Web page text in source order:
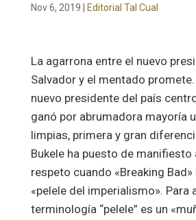
Nov 6, 2019 Editorial Tal Cual
La agarrona entre el nuevo
Salvador y el mentado promete.
nuevo presidente del país
ganó por abrumadora mayoría
limpias, primera y gran
Bukele ha puesto de manifiesto
respeto cuando «Breaking
«pelele del imperialismo». Para
terminología “pelele” es un